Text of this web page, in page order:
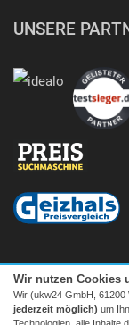
UNSERE
Wir nutzen Cookies
Wir (ukw24 GmbH, 61200
jederzeit möglich) um